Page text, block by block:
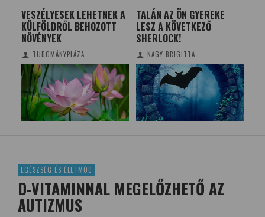
LEHETNEK A
BEHOZOTT
TALÁN AZ ÖN GYEREKE
LESZ A KÖVETKEZŐ
SHERLOCK!
NAGY BRIGITTA
NŐNAPI KVÍZ
MENNYIT
EGÉSZSÉG ÉS ÉLETMÓD
D-VITAMINNAL MEGELŐZHETŐ AZ
AUTIZMUS